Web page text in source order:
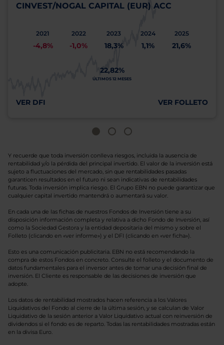
CINVEST/NOGAL CAPITAL (EUR) ACC
2021
-4,8%
2022
-1,0%
2023
18,3%
2024
1,1%
2025
21,6%
22,82%
ÚLTIMOS 12 MESES
VER DFI VER FOLLETO
Y recuerde que toda inversión conlleva riesgos, incluida la ausencia de
rentabilidad y/o la pérdida del principal invertido. El valor de la inversión está
sujeto a fluctuaciones del mercado, sin que rentabilidades pasadas
garanticen resultados en el futuro ni sean indicativas de rentabilidades
futuras. Toda inversión implica riesgo. El Grupo EBN no puede garantizar que
cualquier capital invertido mantendrá o aumentará su valor.
En cada una de las fichas de nuestros Fondos de Inversión tiene a su
disposición información completa y relativa a dicho Fondo de Inversión, así
como la Sociedad Gestora y la entidad depositaria del mismo y sobre el
Folleto (clicando en «ver informe») y el DFI (clicando en «ver ficha»).
Esto es una comunicación publicitaria. EBN no está recomendando la
compra de estos Fondos en concreto. Consulte el folleto y el documento de
datos fundamentales para el inversor antes de tomar una decisión final de
inversión. El Cliente es responsable de las decisiones de inversión que
adopte.
Los datos de rentabilidad mostrados hacen referencia a los Valores
Liquidativos del Fondo al cierre de la última sesión, y se calculan de Valor
Liquidativo de la sesión anterior a Valor Liquidativo actual con reinversión de
dividendos si el fondo es de reparto. Todas las rentabilidades mostradas están
en la divisa Euro.